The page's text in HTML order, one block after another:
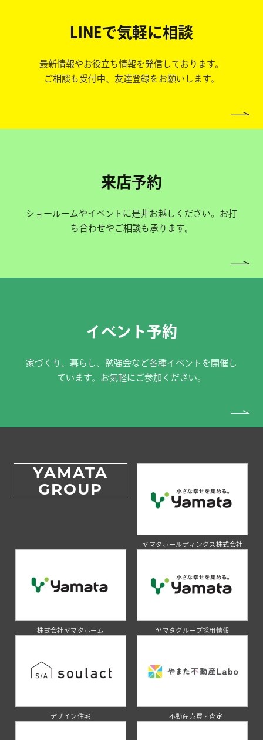
LINEで気軽に相談
最新情報やお役立ち情報を発信しております。
ご相談も受付中、友達登録をお願いします。
来店予約
ショールームやイベントに是非お越しください。お打
ち合わせやご相談も承ります。
イベント予約
家づくり、暮らし、勉強会など各種イベントを開催し
ています。お気軽にご参加ください。
YAMATA
GROUP
ヤマタホールディングス株式会社
株式会社ヤマタホーム ヤマタグループ採用情報
デザイン住宅 不動産売買・査定